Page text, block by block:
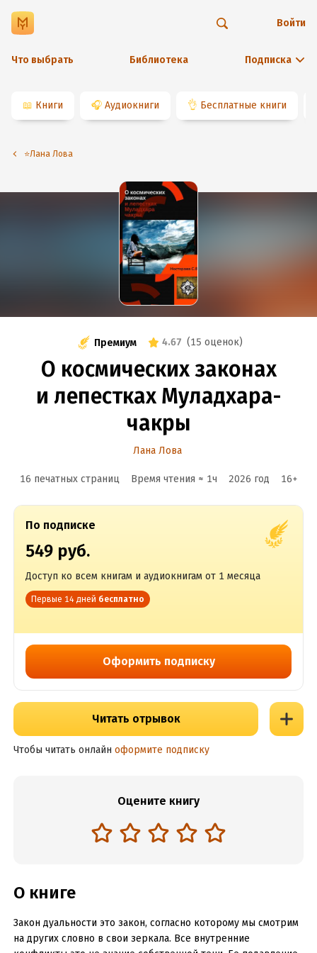
Что выбрать Библиотека Подписка
Войти
📖 Книги 🎧 Аудиокниги 👌 Бесплатные книги
⭐️Лана Лова
Премиум 4.67 (15 оценок)
О космических законах
и лепестках Муладхара-
чакры
Лана Лова
16 печатных страниц Время чтения ≈ 1ч 2026 год 16+
По подписке
549 руб.
Доступ ко всем книгам и аудиокнигам от 1 месяца
Первые 14 дней бесплатно
Оформить подписку
Читать отрывок
Чтобы читать онлайн оформите подписку
Оцените книгу
О книге
Закон дуальности это закон, согласно которому мы смотрим
на других словно в свои зеркала. Все внутренние